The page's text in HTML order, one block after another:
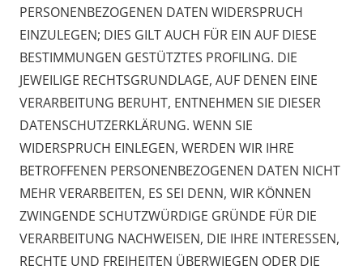
PERSONENBEZOGENEN DATEN WIDERSPRUCH
EINZULEGEN; DIES GILT AUCH FÜR EIN AUF DIESE
BESTIMMUNGEN GESTÜTZTES PROFILING. DIE
JEWEILIGE RECHTSGRUNDLAGE, AUF DENEN EINE
VERARBEITUNG BERUHT, ENTNEHMEN SIE DIESER
DATENSCHUTZERKLÄRUNG. WENN SIE
WIDERSPRUCH EINLEGEN, WERDEN WIR IHRE
BETROFFENEN PERSONENBEZOGENEN DATEN NICHT
MEHR VERARBEITEN, ES SEI DENN, WIR KÖNNEN
ZWINGENDE SCHUTZWÜRDIGE GRÜNDE FÜR DIE
VERARBEITUNG NACHWEISEN, DIE IHRE INTERESSEN,
RECHTE UND FREIHEITEN ÜBERWIEGEN ODER DIE